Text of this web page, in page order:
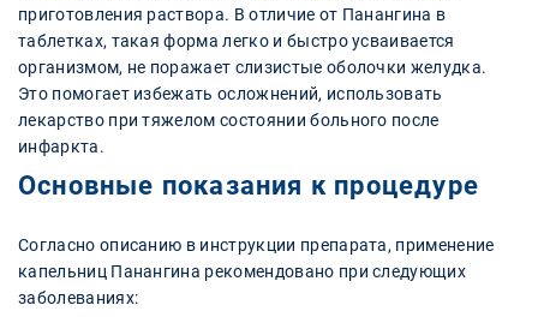
приготовления раствора. В отличие от Панангина в
таблетках, такая форма легко и быстро усваивается
организмом, не поражает слизистые оболочки желудка.
Это помогает избежать осложнений, использовать
лекарство при тяжелом состоянии больного после
инфаркта.
Основные показания к процедуре
Согласно описанию в инструкции препарата, применение
капельниц Панангина рекомендовано при следующих
заболеваниях: